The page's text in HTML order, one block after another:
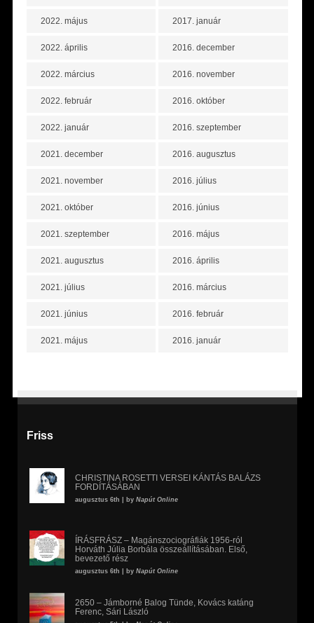
2022. május
2022. április
2022. március
2022. február
2022. január
2021. december
2021. november
2021. október
2021. szeptember
2021. augusztus
2021. július
2021. június
2021. május
2017. január
2016. december
2016. november
2016. október
2016. szeptember
2016. augusztus
2016. július
2016. június
2016. május
2016. április
2016. március
2016. február
2016. január
Friss
CHRISTINA ROSETTI VERSEI KÁNTÁS BALÁZS
FORDÍTÁSÁBAN
augusztus 6th | by Napút Online
ÍRÁSFRÁSZ – Magánszociográfiák 1956-ról
Horváth Júlia Borbála összeállításában. Első,
bevezető rész
augusztus 6th | by Napút Online
2650 – Jámborné Balog Tünde, Kovács katáng
Ferenc, Sári László